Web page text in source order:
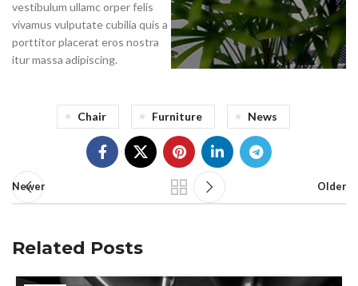
vestibulum ullamc orper felis
vivamus vulputate cubilia quis a
porttitor placerat eros nostra
itur massa adipiscing.
Chair Furniture News
Newer Older
Related Posts